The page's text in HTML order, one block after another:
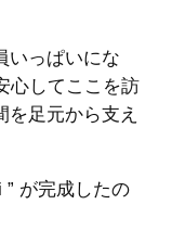
いっぱいにな
心してここを訪
足元から支え
” が完成したの